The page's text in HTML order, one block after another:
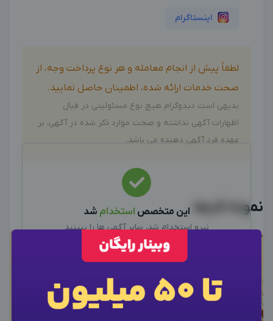
اینستاگرام
لطفاً پیش از انجام معامله و هر نوع پرداخت وجه، از
صحت خدمات ارائه شده، اطمینان حاصل نمایید.
بدیهی است دیدوگرام هیچ نوع مسئولیتی در قبال
اظهارات آگهی نداشته و صحت موارد ذکر شده در آگهی، بر
عهده فرد آگهی دهنده می باشد.
این متخصص استخدام شد
نیرو استخدام شد، سایر آگهی ها را ببینید
سایر متخصصین
نمونه کارها
اطلاعات تماس
ورود به حساب کاربری
وارد حساب کاربری شوید